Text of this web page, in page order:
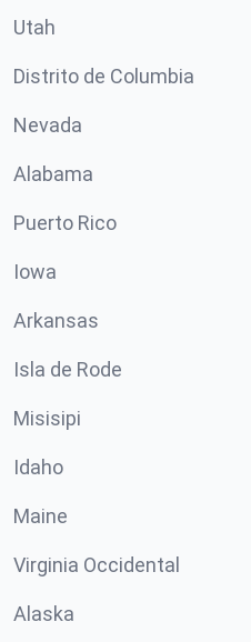
Utah
Distrito de Columbia
Nevada
Alabama
Puerto Rico
Iowa
Arkansas
Isla de Rode
Misisipi
Idaho
Maine
Virginia Occidental
Alaska